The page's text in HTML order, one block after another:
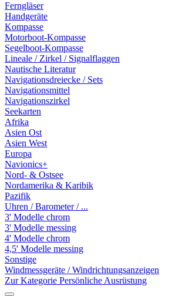
Ferngläser
Handgeräte
Kompasse
Motorboot-Kompasse
Segelboot-Kompasse
Lineale / Zirkel / Signalflaggen
Nautische Literatur
Navigationsdreiecke / Sets
Navigationsmittel
Navigationszirkel
Seekarten
Afrika
Asien Ost
Asien West
Europa
Navionics+
Nord- & Ostsee
Nordamerika & Karibik
Pazifik
Uhren / Barometer / ...
3' Modelle chrom
3' Modelle messing
4' Modelle chrom
4,5' Modelle messing
Sonstige
Windmessgeräte / Windrichtungsanzeigen
Zur Kategorie Persönliche Ausrüstung